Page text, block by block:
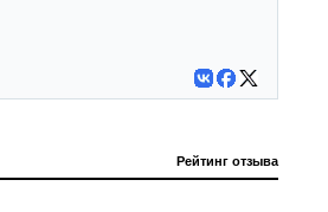
Рейтинг отзыва